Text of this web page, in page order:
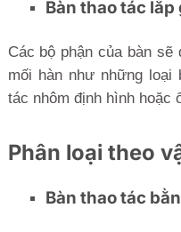
Bàn thao tác lắp
Các bộ phận của bàn
mối hàn như những loại
tác nhôm định hình hoặc
Phân loại theo
Bàn thao tác